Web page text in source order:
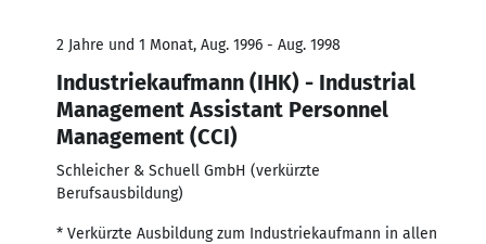
2 Jahre und 1 Monat, Aug. 1996 - Aug. 1998
Industriekaufmann (IHK) - Industrial
Management Assistant Personnel
Management (CCI)
Schleicher & Schuell GmbH (verkürzte
Berufsausbildung)
* Verkürzte Ausbildung zum Industriekaufmann in allen